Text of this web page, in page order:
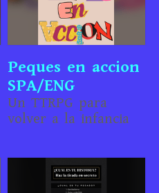
Peques en accion
SPA/ENG
Un TTRPG para
volver a la infancia